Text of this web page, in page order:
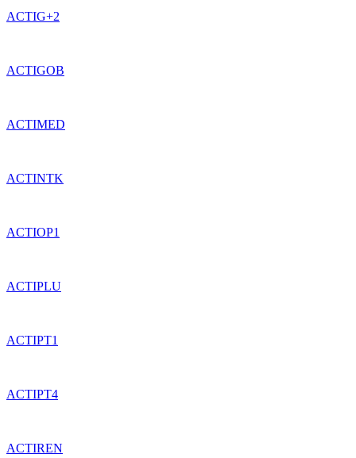
ACTIG+2
ACTIGOB
ACTIMED
ACTINTK
ACTIOP1
ACTIPLU
ACTIPT1
ACTIPT4
ACTIREN